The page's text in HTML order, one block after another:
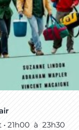
21h00 à 23h30